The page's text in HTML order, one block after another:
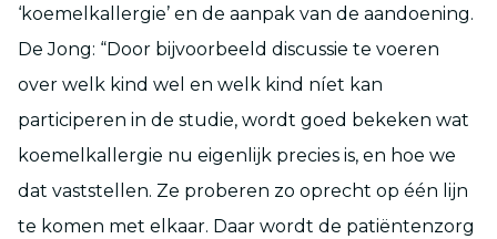
‘koemelkallergie’ en de aanpak van de aandoening.
De Jong: “Door bijvoorbeeld discussie te voeren
over welk kind wel en welk kind níet kan
participeren in de studie, wordt goed bekeken wat
koemelkallergie nu eigenlijk precies is, en hoe we
dat vaststellen. Ze proberen zo oprecht op één lijn
te komen met elkaar. Daar wordt de patiëntenzorg